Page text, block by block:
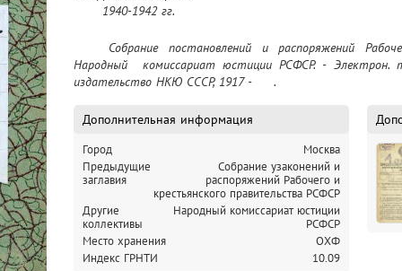
	1940-1942 гг.
Народный  комиссариат юстиции РСФСР. - Электрон.
издательство НКЮ СССР, 1917 -     .
Дополнительная информация
Город
Москва
Предыдущие
заглавия
Собрание узаконений и
распоряжений Рабочего и
крестьянского правительства РСФСР
Другие
коллективы
Народный комиссариат юстиции
РСФСР
Место хранения
ОХФ
Индекс ГРНТИ
10.09